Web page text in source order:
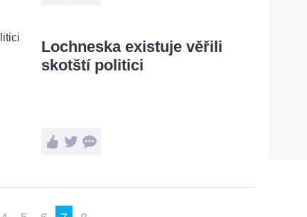
Lochneska existuje věřili
skotští politici